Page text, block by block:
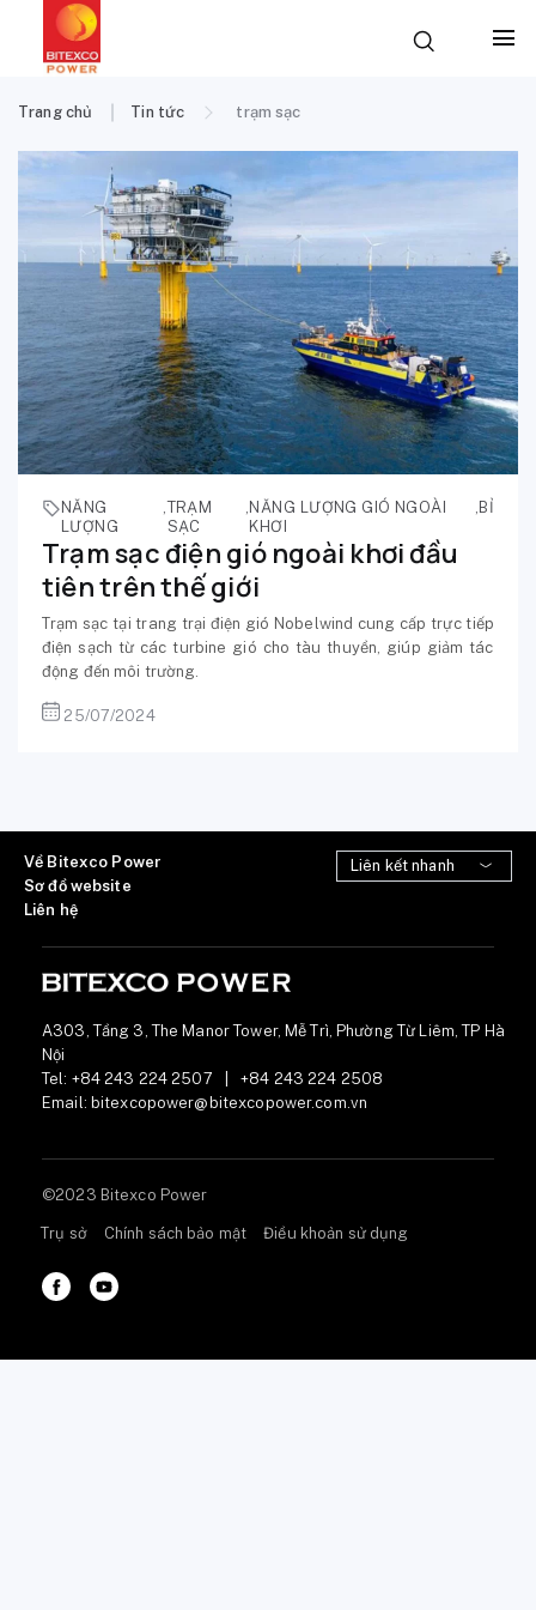
Trang chủ Tin tức trạm sạc
NĂNG
LƯỢNG
,TRẠM
SẠC
, NĂNG LƯỢNG GIÓ NGOÀI
KHƠI
, BỈ
Trạm sạc điện gió ngoài khơi đầu
tiên trên thế giới
Trạm sạc tại trang trại điện gió Nobelwind cung cấp trực tiếp
điện sạch từ các turbine gió cho tàu thuyền, giúp giảm tác
động đến môi trường.
25/07/2024
Về Bitexco Power
Sơ đồ website
Liên hệ
A303, Tầng 3, The Manor Tower, Mễ Trì, Phường Từ Liêm, TP Hà
Nội
Tel: +84 243 224 2507
+84 243 224 2508
Email: bitexcopower@bitexcopower.com.vn
©2023 Bitexco Power
Trụ sở Chính sách bảo mật Điều khoản sử dụng